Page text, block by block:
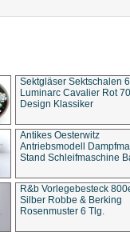
Sektgläser Sektschalen
Luminarc Cavalier Rot
Design Klassiker
Antikes Oesterwitz
Antriebsmodell
Stand Schleifmaschine
R&b Vorlegebesteck
Silber Robbe & Berking
Rosenmuster 6 Tlg.